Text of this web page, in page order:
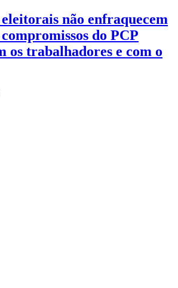
não enfraquecem
do PCP
os trabalhadores e com o